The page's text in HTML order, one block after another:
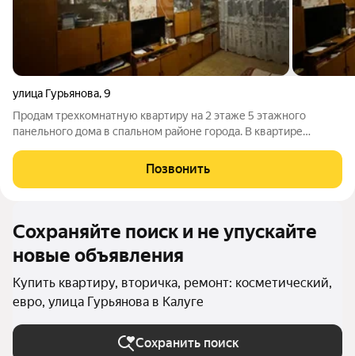
улица Гурьянова,9
Продам трехкомнатную квартиру на 2 этаже 5 этажного
панельного дома в спальном районе города. В квартире
проходная, но ее легко изолировать. При этом можно
оформить гардеробную между двумя
Позвонить
Сохраняйте поиск и не упускайте
новые объявления
Купить квартиру, вторичка, ремонт: косметический,
евро, улица Гурьянова в Калуге
Сохранить поиск